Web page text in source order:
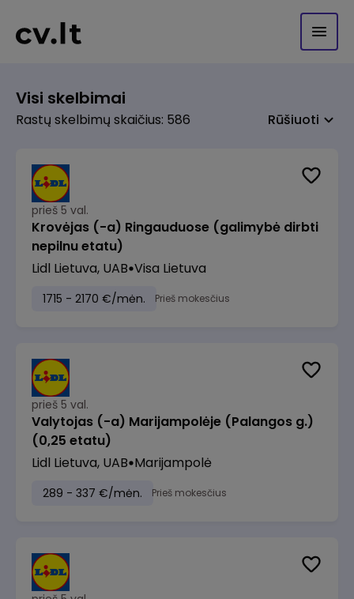
Visi skelbimai
Rastų skelbimų skaičius: 586 Rūšiuoti
prieš 5 val.
Krovėjas (-a) Ringauduose (galimybė dirbti
nepilnu etatu)
Lidl Lietuva, UAB Visa Lietuva
1715 - 2170 €/mėn. Prieš mokesčius
prieš 5 val.
Valytojas (-a) Marijampolėje (Palangos g.)
(0,25 etatu)
Lidl Lietuva, UAB Marijampolė
289 - 337 €/mėn. Prieš mokesčius